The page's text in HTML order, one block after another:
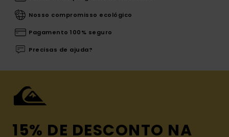
Nosso compromisso ecológico
Pagamento 100% seguro
Precisas de ajuda?
15% DE DESCONTO NA